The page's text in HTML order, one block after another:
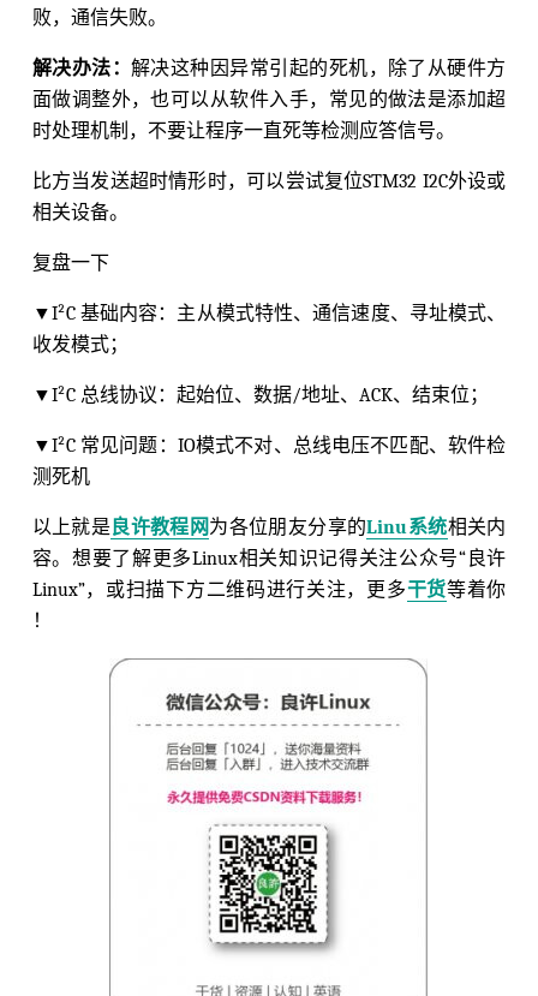
败，通信失败。
解决办法：解决这种因异常引起的死机，除了从硬件方
面做调整外，也可以从软件入手，常见的做法是添加超
时处理机制，不要让程序一直死等检测应答信号。
比方当发送超时情形时，可以尝试复位STM32 I2C外设或
相关设备。
复盘一下
▼I²C 基础内容：主从模式特性、通信速度、寻址模式、
收发模式；
▼I²C 总线协议：起始位、数据/地址、ACK、结束位；
▼I²C 常见问题：IO模式不对、总线电压不匹配、软件检
测死机
以上就是良许教程网为各位朋友分享的Linu系统相关内
容。想要了解更多Linux相关知识记得关注公众号“良许
Linux”，或扫描下方二维码进行关注，更多干货等着你
！